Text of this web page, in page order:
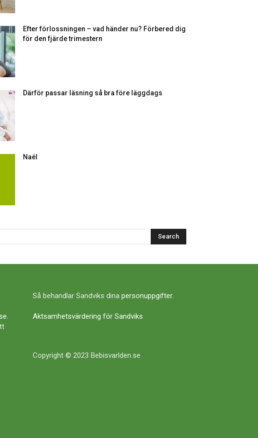
Efter förlossningen – vad händer nu? Förbered dig
för den fjärde trimestern
Därför passar läsning så bra före läggdags
Naël
Search
.
Så behandlar Sandviks dina personuppgifter.
Aktsamhetsvärdering för Sandviks
Copyright © 2023 Bebisvarlden.se